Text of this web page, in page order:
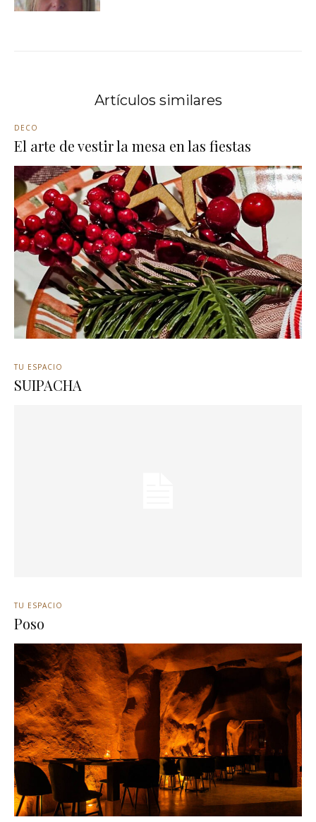
Artículos similares
DECO
El arte de vestir la mesa en las fiestas
TU ESPACIO
SUIPACHA
TU ESPACIO
Poso